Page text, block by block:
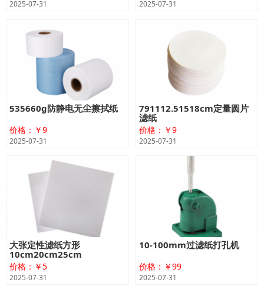
2025-07-31 2025-07-31
535660g防静电无尘擦拭纸
价格：￥9
2025-07-31
791112.51518cm定量圆片
滤纸
价格：￥9
2025-07-31
大张定性滤纸方形
10cm20cm25cm
价格：￥5
2025-07-31
10-100mm过滤纸打孔机
价格：￥99
2025-07-31